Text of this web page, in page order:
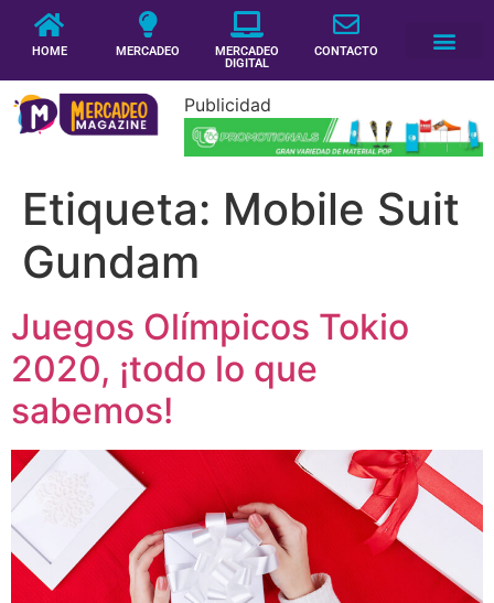
HOME MERCADEO
MERCADEO
DIGITAL
CONTACTO
Publicidad
Etiqueta: Mobile Suit
Gundam
Juegos Olímpicos Tokio
2020, ¡todo lo que
sabemos!